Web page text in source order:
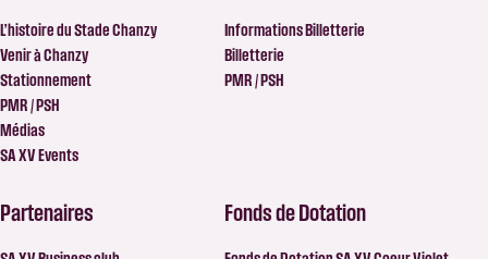
L’histoire du Stade Chanzy
Venir à Chanzy
Stationnement
PMR / PSH
Médias
SA XV Events
Informations Billetterie
Billetterie
PMR / PSH
Partenaires Fonds de Dotation